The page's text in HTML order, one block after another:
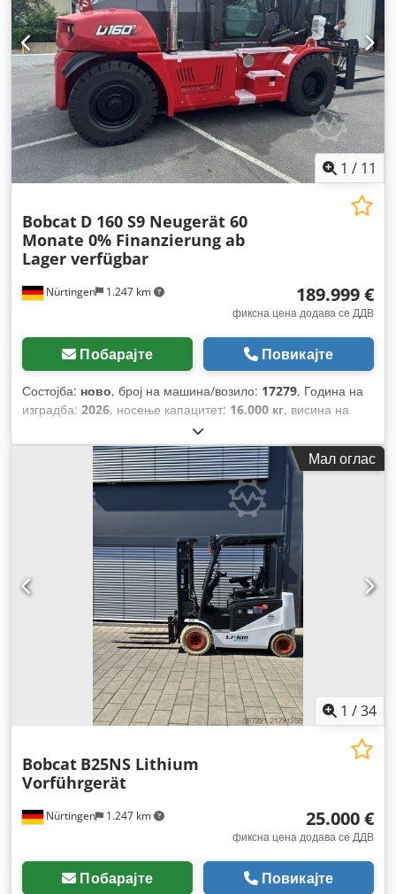
1 / 11
Nürtingen 1.247 km
Bobcat D 160 S9 Neugerät 60
Monate 0% Finanzierung ab
Lager verfügbar
189.999 €
фиксна цена додава се ДДВ
Побарајте Повикајте
Состојба: ново, број на машина/возило: 17279, Година на
изградба: 2026, носење капацитет: 16.000 кг, висина на
, слободно подигање:
центар на товарот:600 мм, тип на гориво:дизел, тип на
триплекс, градежна височина:3.030 мм , должина
на вилушките:2.400 мм, големина на предната гума:
, димензија на задна гума:12.00-20 100%
Мал оглас
1 /34
Nürtingen 1.247 km
Bobcat B25NS Lithium
Vorführgerät
25.000 €
фиксна цена додава се ДДВ
Побарајте Повикајте